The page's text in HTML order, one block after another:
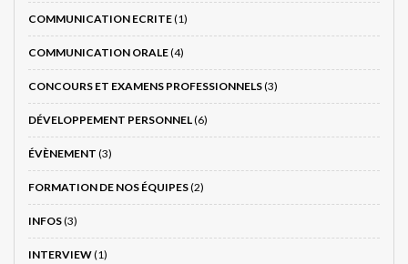
COMMUNICATION ECRITE(1)
COMMUNICATION ORALE(4)
CONCOURS ET EXAMENS PROFESSIONNELS(3)
DÉVELOPPEMENT PERSONNEL(6)
ÉVÈNEMENT (3)
FORMATION DE NOS ÉQUIPES(2)
INFOS(3)
INTERVIEW(1)